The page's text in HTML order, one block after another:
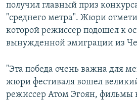
получил главный приз
"среднего метра". Жюри
которой режиссер подошел к
вынужденной эмиграции из
"Эта победа очень важна для
жюри фестиваля вошел
режиссер Атом Эгоян, фильмы